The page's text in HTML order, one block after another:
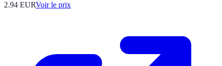
2.94 EURVoir le prix